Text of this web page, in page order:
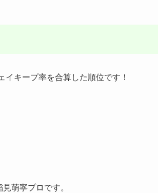
キープ率を合算した順位です！
萌寧プロです。